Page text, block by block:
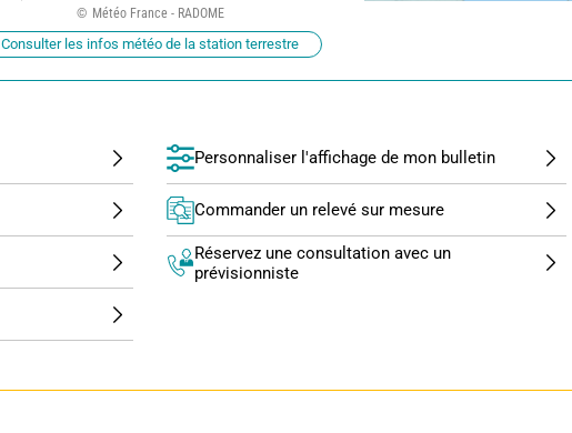
Météo France - RADOME
Consulter les infos météo de la station terrestre
Personnaliser l'affichage de mon bulletin
Commander un relevé sur mesure
Réservez une consultation avec un
prévisionniste